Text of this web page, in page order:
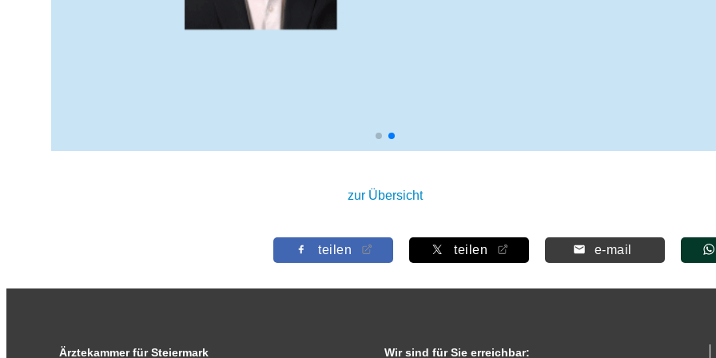
zur Übersicht
teilen teilen e-mail
Ärztekammer für Steiermark Wir sind für Sie erreichbar: